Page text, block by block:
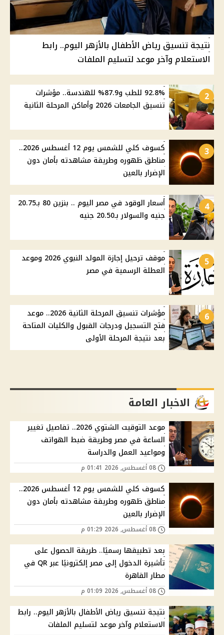
نتيجة تنسيق رياض الأطفال بالأزهر اليوم.. رابط
الاستعلام وآخر موعد لتسليم الملفات
2
92.8% للطب و87.9% للهندسة.. مؤشرات
تنسيق الجامعات 2026 وأماكن المرحلة الثانية
3
كسوف كلي للشمس يوم 12 أغسطس 2026..
مناطق ظهوره وطريقة مشاهدته بأمان دون
الإضرار بالعين
4
أسعار الوقود في مصر اليوم .. بنزين 80 بـ20.75
جنيه والسولار بـ20.50 جنيه
5
موقف ترحيل إجازة المولد النبوي 2026 وموعد
العطلة الرسمية في مصر
6
مؤشرات تنسيق المرحلة الثانية 2026.. موعد
فتح التسجيل ودرجات القبول والكليات المتاحة
بعد نتيجة المرحلة الأولى
الاخبار العامة
موعد التوقيت الشتوي 2026.. تفاصيل تغيير
الساعة في مصر وطريقة ضبط الهواتف
ومواعيد العمل والدراسة
كسوف كلي للشمس يوم 12 أغسطس 2026..
مناطق ظهوره وطريقة مشاهدته بأمان دون
الإضرار بالعين
بعد تطبيقها رسميًا.. طريقة الحصول على
تأشيرة الدخول إلى مصر إلكترونيًا عبر QR في
مطار القاهرة
نتيجة تنسيق رياض الأطفال بالأزهر اليوم.. رابط
الاستعلام وآخر موعد لتسليم الملفات